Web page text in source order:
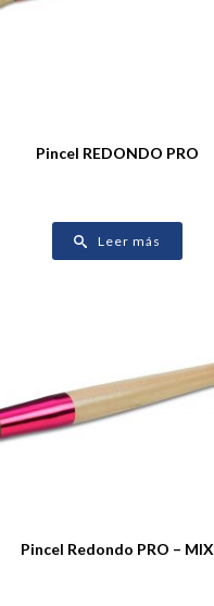
Pincel REDONDO PRO
Leer más
Pincel Redondo PRO – MIX